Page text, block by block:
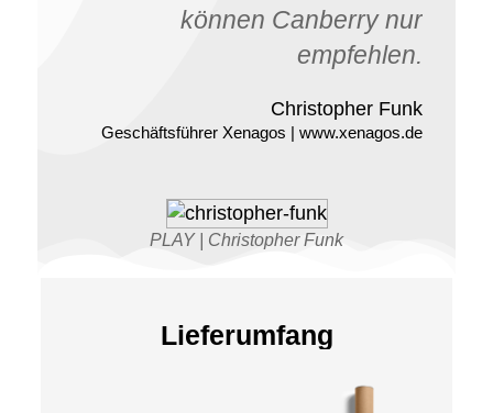
können Canberry nur
empfehlen.
Christopher Funk
Geschäftsführer Xenagos | www.xenagos.de
PLAY | Christopher Funk
Lieferumfang